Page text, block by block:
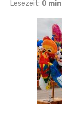
Lesezeit: 0 min